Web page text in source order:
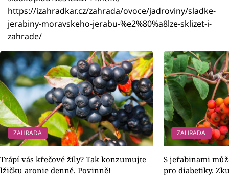
https://izahradkar.cz/zahrada/ovoce/jadroviny/sladke-
jerabiny-moravskeho-jerabu-%e2%80%a8lze-sklizet-i-
zahrade/
ZAHRADA
Trápí vás křečové žíly? Tak konzumujte
lžičku aronie denně. Povinně!
ZAHRADA
S jeřabinami
pro diabetiky.